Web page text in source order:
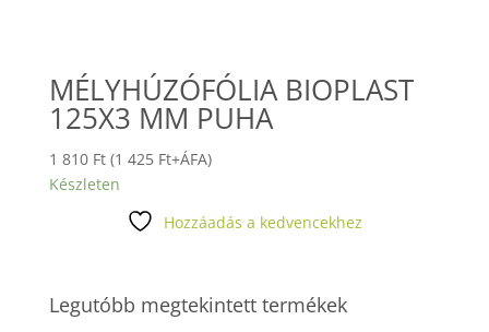
MÉLYHÚZÓFÓLIA BIOPLAST
125X3 MM PUHA
1 810 Ft (1 425 Ft+ÁFA)
Készleten
Hozzáadás a kedvencekhez
Legutóbb megtekintett termékek